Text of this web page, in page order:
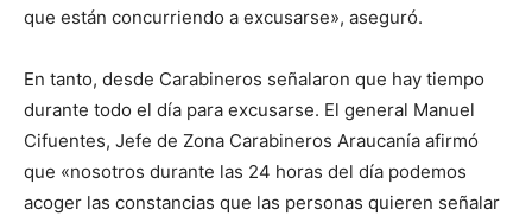
que están concurriendo a excusarse», aseguró.
En tanto, desde Carabineros señalaron que hay tiempo
durante todo el día para excusarse. El general Manuel
Cifuentes, Jefe de Zona Carabineros Araucanía afirmó
que «nosotros durante las 24 horas del día podemos
acoger las constancias que las personas quieren señalar